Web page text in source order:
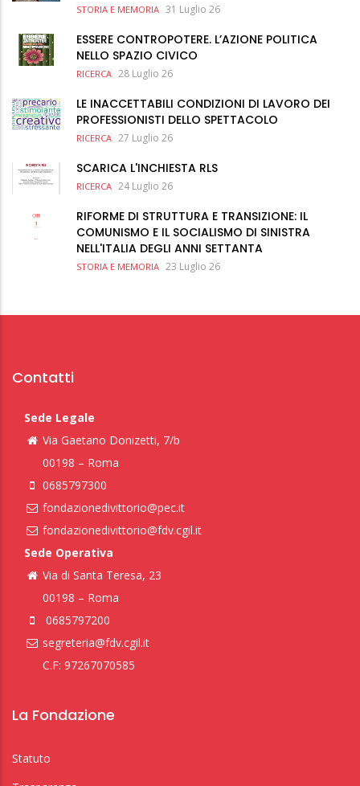
STORIA E MEMORIA 31 Luglio 26
ESSERE CONTROPOTERE. L’AZIONE POLITICA
NELLO SPAZIO CIVICO
RICERCA 28 Luglio 26
LE INACCETTABILI CONDIZIONI DI LAVORO DEI
PROFESSIONISTI DELLO SPETTACOLO
RICERCA 27 Luglio 26
SCARICA L'INCHIESTA RLS
RICERCA 24 Luglio 26
RIFORME DI STRUTTURA E TRANSIZIONE: IL
COMUNISMO E IL SOCIALISMO DI SINISTRA
NELL'ITALIA DEGLI ANNI SETTANTA
STORIA E MEMORIA 23 Luglio 26
Contatti
Sede Legale
Via Gaetano Donizetti, 7/b
00198 – Roma
0685797300
fondazionedivittorio@pec.it
fondazionedivittorio@fdv.cgil.it
Sede Operativa
Via di Santa Teresa, 23
00198 – Roma
0685797200
segreteria@fdv.cgil.it
C.F: 97267070585
La Fondazione
Statuto